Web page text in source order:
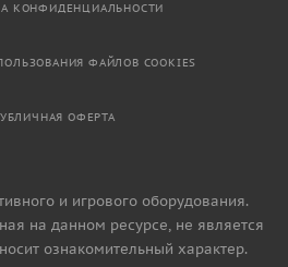
КОНФИДЕНЦИАЛЬНОСТИ
ФАЙЛОВ COOKIES
ОФЕРТА
и игрового оборудования.
на данном ресурсе, не является
ознакомительный характер.